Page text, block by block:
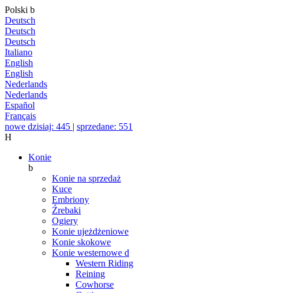
Polski b
Deutsch
Deutsch
Deutsch
Italiano
English
English
Nederlands
Nederlands
Español
Français
nowe dzisiaj: 445 | sprzedane: 551
H
Konie
b
Konie na sprzedaż
Kuce
Embriony
Źrebaki
Ogiery
Konie ujeżdżeniowe
Konie skokowe
Konie westernowe d
Western Riding
Reining
Cowhorse